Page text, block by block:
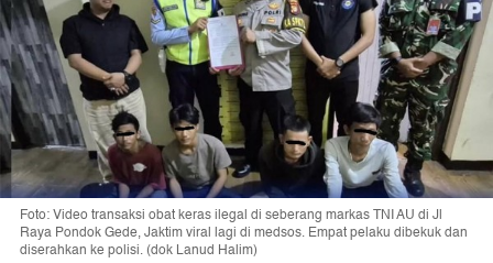
Foto: Video transaksi obat keras ilegal di seberang markas TNI AU di Jl
Raya Pondok Gede, Jaktim viral lagi di medsos. Empat pelaku dibekuk dan
diserahkan ke polisi. (dok Lanud Halim)